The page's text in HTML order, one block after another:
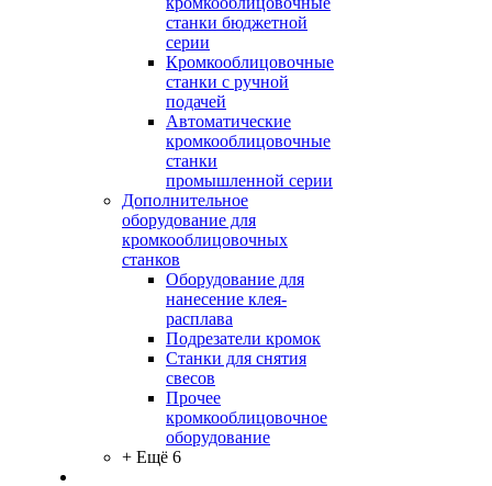
станки бюджетной
серии
Кромкооблицовочные
станки с ручной
подачей
Автоматические
кромкооблицовочные
станки
промышленной серии
Дополнительное
оборудование для
кромкооблицовочных
станков
Оборудование для
нанесение клея-
расплава
Подрезатели кромок
Станки для снятия
свесов
Прочее
кромкооблицовочное
оборудование
+ Ещё 6